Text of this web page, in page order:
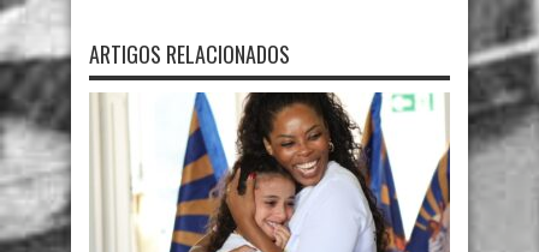
ARTIGOS RELACIONADOS